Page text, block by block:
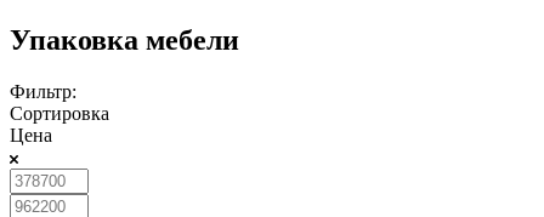
Упаковка мебели
Фильтр:
Сортировка
Цена